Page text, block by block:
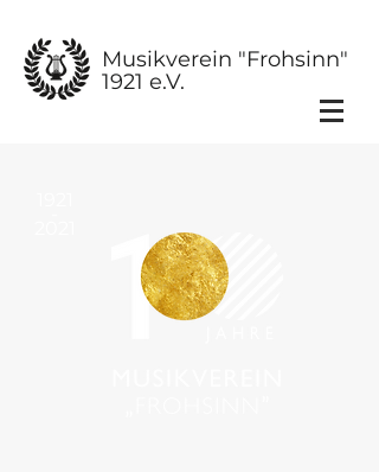
Musikverein "Frohsinn"
1921 e.V.